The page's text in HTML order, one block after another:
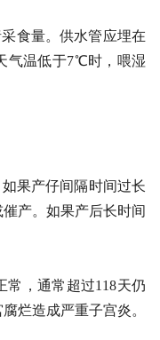
食量。供水管应埋在
气温低于7℃时，喂湿
果产仔间隔时间过长
产。如果产后长时间
常，通常超过118天仍
烂造成严重子宫炎。